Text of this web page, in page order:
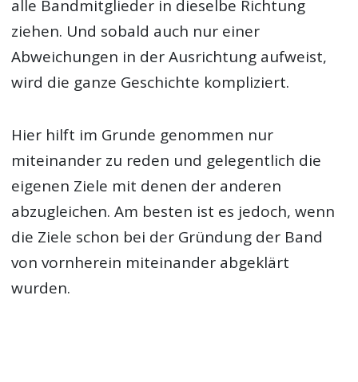
alle Bandmitglieder in dieselbe Richtung
ziehen. Und sobald auch nur einer
Abweichungen in der Ausrichtung aufweist,
wird die ganze Geschichte kompliziert.
Hier hilft im Grunde genommen nur
miteinander zu reden und gelegentlich die
eigenen Ziele mit denen der anderen
abzugleichen. Am besten ist es jedoch, wenn
die Ziele schon bei der Gründung der Band
von vornherein miteinander abgeklärt
wurden.